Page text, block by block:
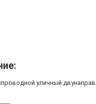
уличный